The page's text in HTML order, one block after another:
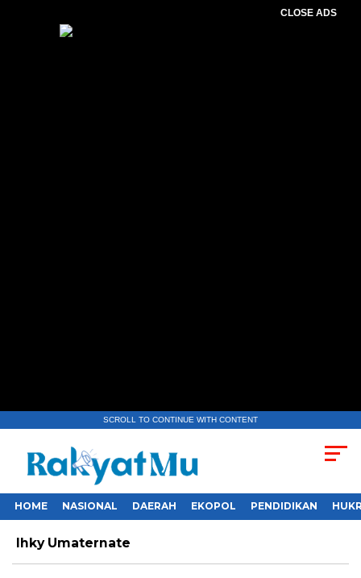
CLOSE ADS
SCROLL TO CONTINUE WITH CONTENT
HOME NASIONAL DAERAH EKOPOL PENDIDIKAN
Ihky Umaternate